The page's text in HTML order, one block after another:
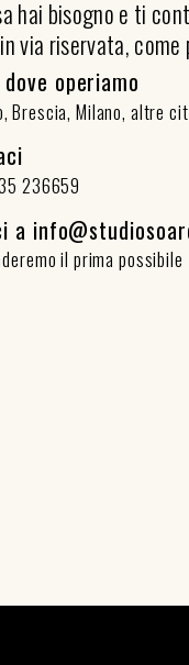
hai bisogno e ti
via riservata,
operiamo
Brescia, Milano, altre
236659
a
il prima possibile